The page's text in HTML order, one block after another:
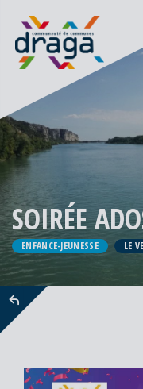
SOIRÉE
ENFANCE-JEUNESSE LE